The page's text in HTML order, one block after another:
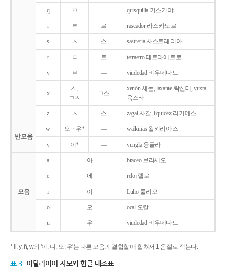
q ㅋ ― quisquilla 키스키야
r ㄹ 르 rascador 라스카도르
s ㅅ 스 sastreria 사스트레리아
t ㅌ 트 tetraetro 테트라에트로
v ㅂ ― viudedad 비우데다드
x
ㅅ,
ㄱㅅ
ㄱ스
xenón 세논, laxante 락산테, yuxta
육스타
z ㅅ 스 zagal 사갈, liquidez 리키데스
반모음
w 오ㆍ우* ― walkirias 왈키리아스
y 이* ― yungla 융글라
모음
a 아 braceo 브라세오
e 에 reloj 렐로
i 이 Lulio 룰리오
o 오 ocal 오칼
u 우 viudedad 비우데다드
* ll, y, ñ, w의 '이, 니, 오, 우'는 다른 모음과 결합할 때 합쳐서 1 음절로 적는다.
표 3 이탈리아어 자모와 한글 대조표